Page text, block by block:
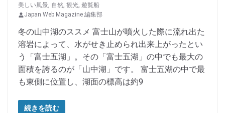
美しい風景, 自然, 観光, 遊覧船
Japan Web Magazine 編集部
冬の山中湖のススメ 富士山が噴火した際に流れ出た
溶岩によって、水がせき止められ出来上がったとい
う「富士五湖」。その「富士五湖」の中でも最大の
面積を誇るのが「山中湖」です。 富士五湖の中で最
も東側に位置し、湖面の標高は約9
続きを読む